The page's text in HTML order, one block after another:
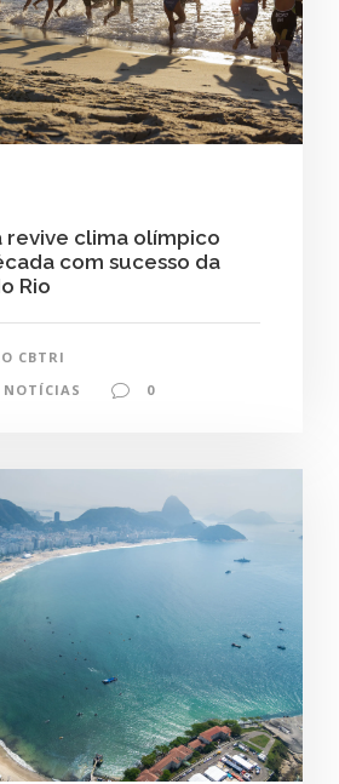
revive clima olímpico
com sucesso da
Rio
CBTRI
NOTÍCIAS 0